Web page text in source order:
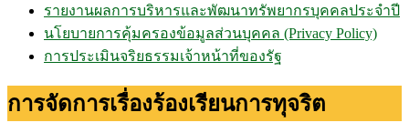
รายงานผลการบริหารและพัฒนาทรัพยากรบุคคลประจำปี
นโยบายการคุ้มครองข้อมูลส่วนบุคคล (Privacy Policy)
การประเมินจริยธรรมเจ้าหน้าที่ของรัฐ
การจัดการเรื่องร้องเรียนการทุจริต